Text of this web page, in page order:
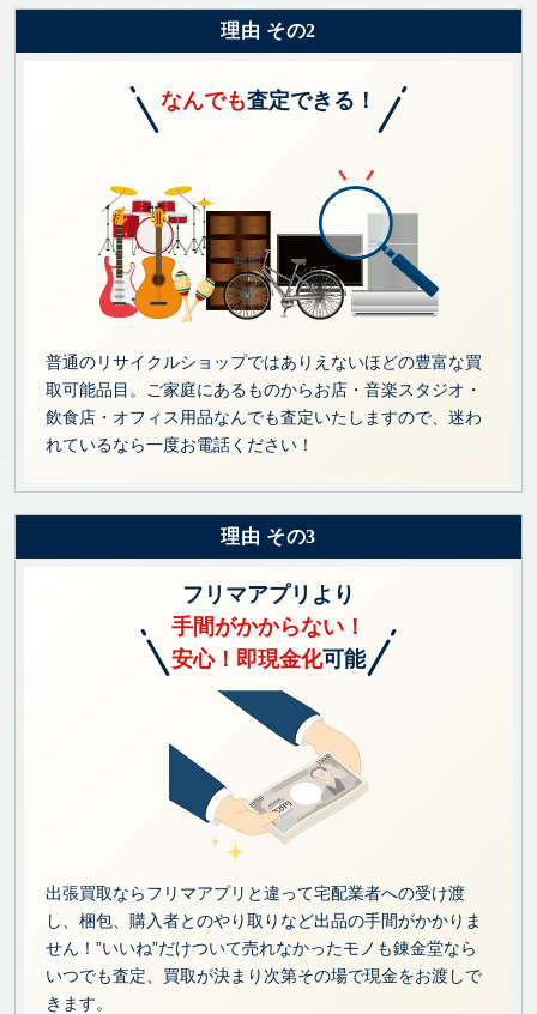
理由 その2
なんでも査定できる！
普通のリサイクルショップではありえないほどの豊富な買
取可能品目。ご家庭にあるものからお店・音楽スタジオ・
飲食店・オフィス用品なんでも査定いたしますので、迷わ
れているなら一度お電話ください！
理由 その3
フリマアプリより
手間がかからない！
安心！即現金化可能
出張買取ならフリマアプリと違って宅配業者への受け渡
し、梱包、購入者とのやり取りなど出品の手間がかかりま
せん！”いいね”だけついて売れなかったモノも錬金堂なら
いつでも査定、買取が決まり次第その場で現金をお渡しで
きます。